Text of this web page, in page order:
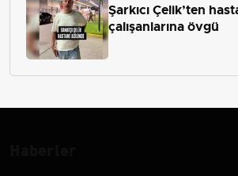
Şarkıcı Çelik’ten
çalışanlarına övgü